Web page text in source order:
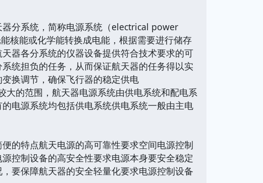
分系统，简称电源系统（electrical power
核能或化学能转换成电能，根据需要进行储存
器各分系统的仪器设备提供符合技术要求的可
统担负的任务，从而保证航天器的任务得以实
换调节，确保飞行器的稳定供电
的范围，航天器电源系统由供电系统和配电系
电源系统均包括供电系统供电系统一般由主电
特点航天电源的高可靠性要求空间电源控制
控制设备的高安全性要求电源本身要安全稳定
要保障航天器的安全轻量化要求电源控制设备